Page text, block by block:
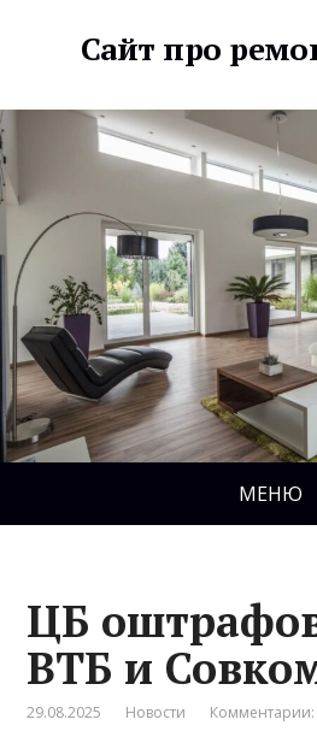
Сайт про
МЕНЮ
ЦБ
ВТБ и
29.08.2025 Новости Комментарии: